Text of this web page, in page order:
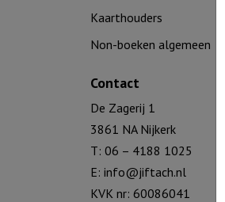
Kaarthouders
Non-boeken algemeen
Contact
De Zagerij 1
3861 NA Nijkerk
T: 06 – 4188 1025
E: info@jiftach.nl
KVK nr: 60086041